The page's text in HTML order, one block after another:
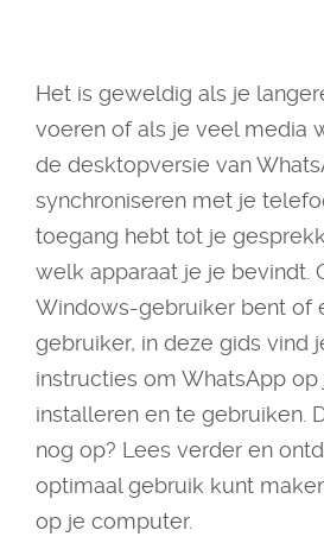
Het is geweldig als je
voeren of als je veel media
de desktopversie van
synchroniseren met je
toegang hebt tot je
welk apparaat je je bevindt.
Windows-gebruiker bent of
gebruiker, in deze gids vind
instructies om WhatsApp
installeren en te gebruiken.
nog op? Lees verder en
optimaal gebruik kunt
op je computer.